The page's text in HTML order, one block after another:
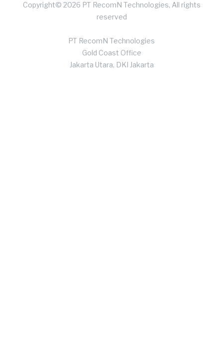
Copyright© 2026 PT RecomN Technologies, All rights
reserved
PT RecomN Technologies
Gold Coast Office
Jakarta Utara, DKI Jakarta